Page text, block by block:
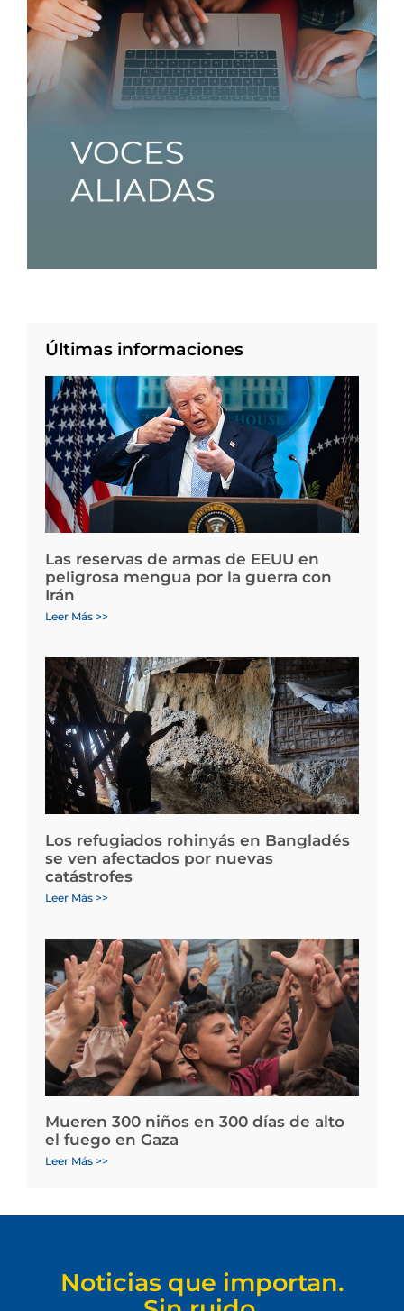
Últimas informaciones
Las reservas de armas de EEUU en
peligrosa mengua por la guerra con
Irán
Leer Más >>
Los refugiados rohinyás en Bangladés
se ven afectados por nuevas
catástrofes
Leer Más >>
Mueren 300 niños en 300 días de alto
el fuego en Gaza
Leer Más >>
Noticias que importan.